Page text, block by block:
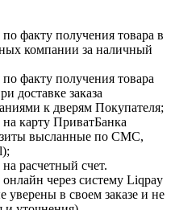
факту получения товара в
компании за наличный
факту получения товара
доставке заказа
к дверям Покупателя;
карту ПриватБанка
высланные по СМС,
расчетный счет.
через систему Liqpay
уверены в своем заказе и не